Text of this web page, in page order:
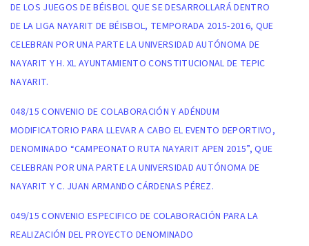
DE LOS JUEGOS DE BÉISBOL QUE SE DESARROLLARÁ DENTRO
DE LA LIGA NAYARIT DE BÉISBOL, TEMPORADA 2015-2016, QUE
CELEBRAN POR UNA PARTE LA UNIVERSIDAD AUTÓNOMA DE
NAYARIT Y H. XL AYUNTAMIENTO CONSTITUCIONAL DE TEPIC
NAYARIT.
048/15 CONVENIO DE COLABORACIÓN Y ADÉNDUM
MODIFICATORIO PARA LLEVAR A CABO EL EVENTO DEPORTIVO,
DENOMINADO “CAMPEONATO RUTA NAYARIT APEN 2015”, QUE
CELEBRAN POR UNA PARTE LA UNIVERSIDAD AUTÓNOMA DE
NAYARIT Y C. JUAN ARMANDO CÁRDENAS PÉREZ.
049/15 CONVENIO ESPECIFICO DE COLABORACIÓN PARA LA
REALIZACIÓN DEL PROYECTO DENOMINADO